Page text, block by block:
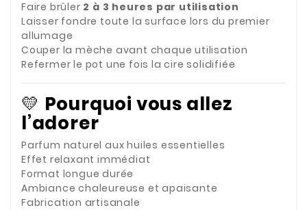
Faire brûler 2 à 3 heures par utilisation
Laisser fondre toute la surface lors du premier
allumage
Couper la mèche avant chaque utilisation
Refermer le pot une fois la cire solidifiée
💛 Pourquoi vous allez
l’adorer
Parfum naturel aux huiles essentielles
Effet relaxant immédiat
Format longue durée
Ambiance chaleureuse et apaisante
Fabrication artisanale